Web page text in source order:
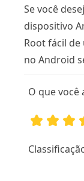
Se você
dispositivo
Root fácil de
no Android
O que você